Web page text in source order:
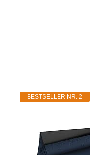
BESTSELLER NR. 2